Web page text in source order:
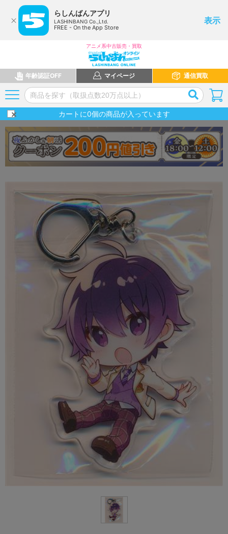
らしんばんアプリ
LASHINBANG Co.,Ltd.
FREE - On the App Store
表示
アニメ系中古販売・買取
年齢認証OFF マイページ 通信買取
カートに0個の商品が入っています